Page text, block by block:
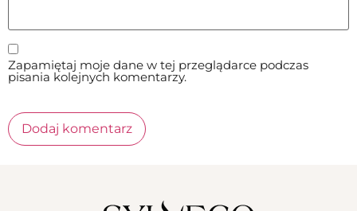
Zapamiętaj moje dane w tej przeglądarce podczas
pisania kolejnych komentarzy.